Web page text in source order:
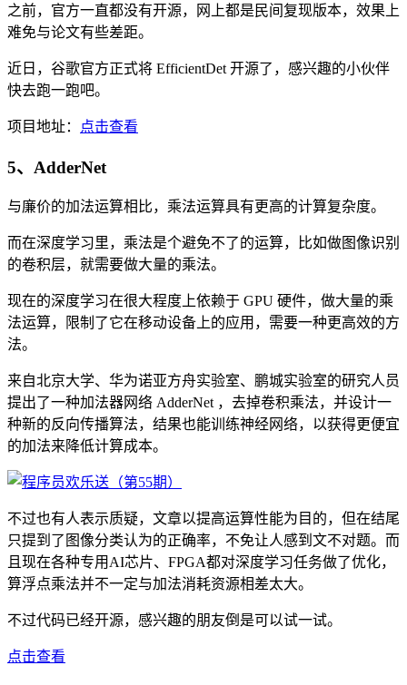
之前，官方一直都没有开源，网上都是民间复现版本，效果上
难免与论文有些差距。
近日，谷歌官方正式将 EfficientDet 开源了，感兴趣的小伙伴
快去跑一跑吧。
项目地址： 点击查看
5、AdderNet
与廉价的加法运算相比，乘法运算具有更高的计算复杂度。
而在深度学习里，乘法是个避免不了的运算，比如做图像识别
的卷积层，就需要做大量的乘法。
现在的深度学习在很大程度上依赖于 GPU 硬件，做大量的乘
法运算，限制了它在移动设备上的应用，需要一种更高效的方
法。
来自北京大学、华为诺亚方舟实验室、鹏城实验室的研究人员
提出了一种加法器网络 AdderNet ，去掉卷积乘法，并设计一
种新的反向传播算法，结果也能训练神经网络，以获得更便宜
的加法来降低计算成本。
不过也有人表示质疑，文章以提高运算性能为目的，但在结尾
只提到了图像分类认为的正确率，不免让人感到文不对题。而
且现在各种专用AI芯片、FPGA都对深度学习任务做了优化，
算浮点乘法并不一定与加法消耗资源相差太大。
不过代码已经开源，感兴趣的朋友倒是可以试一试。
点击查看